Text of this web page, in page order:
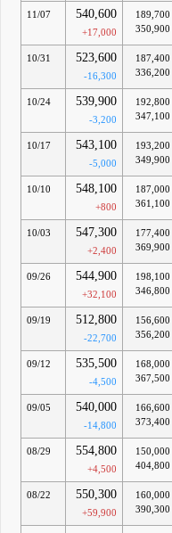
11/07 540,600
+17,000
189,700
350,900
10/31 523,600
-16,300
187,400
336,200
10/24 539,900
-3,200
192,800
347,100
10/17 543,100
-5,000
193,200
349,900
10/10 548,100
+800
187,000
361,100
10/03 547,300
+2,400
177,400
369,900
09/26 544,900
+32,100
198,100
346,800
09/19 512,800
-22,700
156,600
356,200
09/12 535,500
-4,500
168,000
367,500
09/05 540,000
-14,800
166,600
373,400
08/29 554,800
+4,500
150,000
404,800
08/22 550,300
+59,900
160,000
390,300